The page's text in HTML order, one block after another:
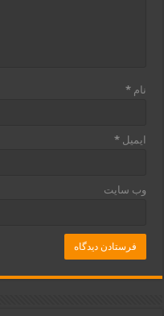
نام*
ایمیل*
وب‌ سایت